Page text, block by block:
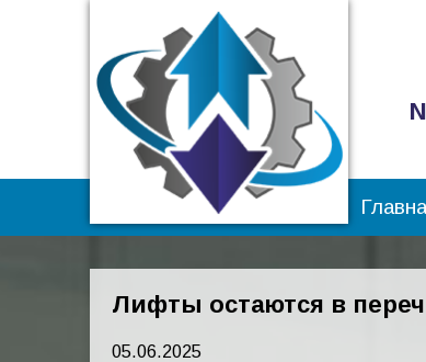
Лифты остаются в
05.06.2025